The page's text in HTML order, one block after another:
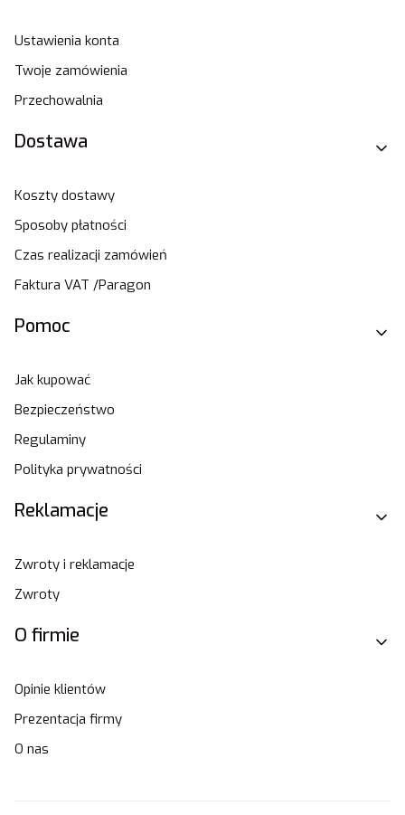
Ustawienia konta
Twoje zamówienia
Przechowalnia
Dostawa
Koszty dostawy
Sposoby płatności
Czas realizacji zamówień
Faktura VAT /Paragon
Pomoc
Jak kupować
Bezpieczeństwo
Regulaminy
Polityka prywatności
Reklamacje
Zwroty i reklamacje
Zwroty
O firmie
Opinie klientów
Prezentacja firmy
O nas